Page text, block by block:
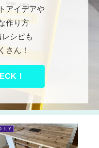
アイデアや
作り方
シピも
さん！
！
ＩＹ